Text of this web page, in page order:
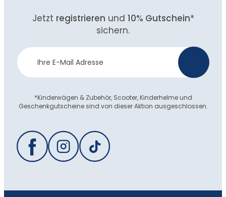
Jetzt registrieren und 10% Gutschein*
sichern.
Newsletter
Anmeldung
*Kinderwägen & Zubehör, Scooter, Kinderhelme und
Geschenkgutscheine sind von dieser Aktion ausgeschlossen.